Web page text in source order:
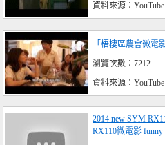
資料來源：YouTube
「梧棲區農會微電
瀏覽次數：7212
資料來源：YouTube
2014 new SYM
RX110微電影 funny